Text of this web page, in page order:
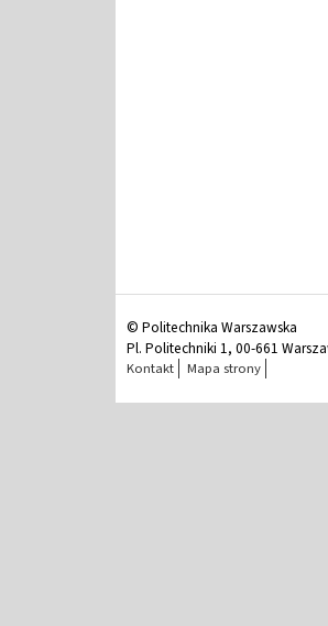
© Politechnika Warszawska
Pl. Politechniki 1, 00-661
Kontakt Mapa strony